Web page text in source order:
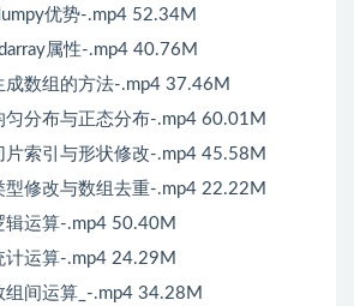
优势-.mp4 52.34M
属性-.mp4 40.76M
数组的方法-.mp4 37.46M
分布与正态分布-.mp4 60.01M
索引与形状修改-.mp4 45.58M
修改与数组去重-.mp4 22.22M
运算-.mp4 50.40M
运算-.mp4 24.29M
间运算_-.mp4 34.28M